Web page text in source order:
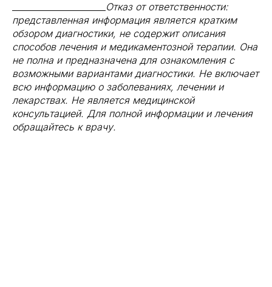
Отказ от ответственности:
представленная информация является кратким
обзором диагностики, не содержит описания
способов лечения и медикаментозной терапии. Она
не полна и предназначена для ознакомления с
возможными вариантами диагностики. Не включает
всю информацию о заболеваниях, лечении и
лекарствах. Не является медицинской
консультацией. Для полной информации и лечения
обращайтесь к врачу.